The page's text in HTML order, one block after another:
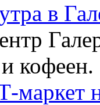
в
кофеен.
маркет